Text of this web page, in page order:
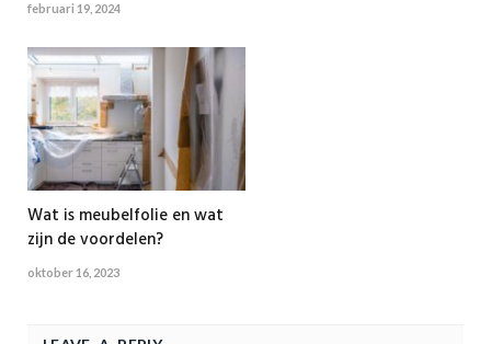
februari 19, 2024
Wat is meubelfolie en wat
zijn de voordelen?
oktober 16, 2023